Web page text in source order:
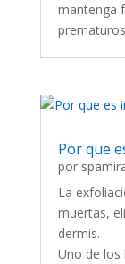
mantenga
Por que
por
La
muertas,
dermis.
Uno de los